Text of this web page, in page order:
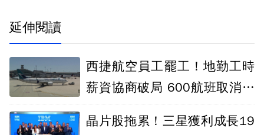
延伸閱讀
西捷航空員工罷工！地勤工時
薪資協商破局 600航班取消影
晶片股拖累！三星獲利成長19